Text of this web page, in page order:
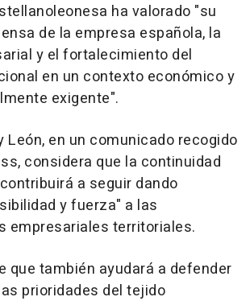
ha valorado "su
de la empresa española, la
y el fortalecimiento del
en un contexto económico y
exigente".
León, en un comunicado recogido
considera que la continuidad
a seguir dando
y fuerza" a las
empresariales territoriales.
que también ayudará a defender
prioridades del tejido